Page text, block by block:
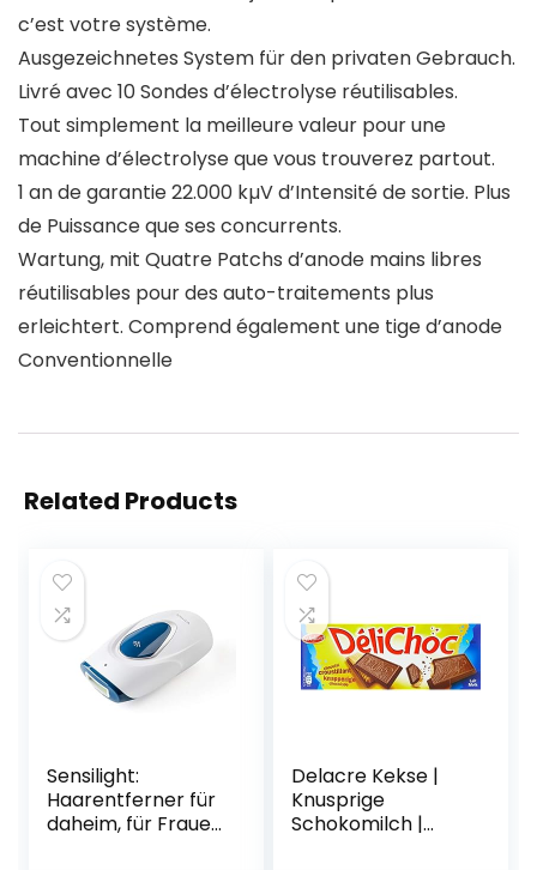
c’est votre système.
Ausgezeichnetes System für den privaten Gebrauch.
Livré avec 10 Sondes d’électrolyse réutilisables.
Tout simplement la meilleure valeur pour une
machine d’électrolyse que vous trouverez partout.
1 an de garantie 22.000 kµV d’Intensité de sortie. Plus
de Puissance que ses concurrents.
Wartung, mit Quatre Patchs d’anode mains libres
réutilisables pour des auto-traitements plus
erleichtert. Comprend également une tige d’anode
Conventionnelle
Related Products
Sensilight:
Haarentferner für
daheim, für Frauen,
Delacre Kekse |
Knusprige
Schokomilch |